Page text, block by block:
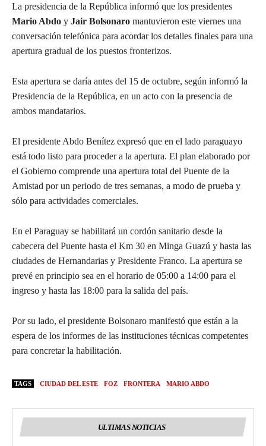
La presidencia de la República informó que los presidentes
Mario Abdo y Jair Bolsonaro mantuvieron este viernes una
conversación telefónica para acordar los detalles finales para una
apertura gradual de los puestos fronterizos.
Esta apertura se daría antes del 15 de octubre, según informó la
Presidencia de la República, en un acto con la presencia de
ambos mandatarios.
El presidente Abdo Benítez expresó que en el lado paraguayo
está todo listo para proceder a la apertura. El plan elaborado por
el Gobierno comprende una apertura total del Puente de la
Amistad por un periodo de tres semanas, a modo de prueba y
sólo para actividades comerciales.
En el Paraguay se habilitará un cordón sanitario desde la
cabecera del Puente hasta el Km 30 en Minga Guazú y hasta las
ciudades de Hernandarias y Presidente Franco. La apertura se
prevé en principio sea en el horario de 05:00 a 14:00 para el
ingreso y hasta las 18:00 para la salida del país.
Por su lado, el presidente Bolsonaro manifestó que están a la
espera de los informes de las instituciones técnicas competentes
para concretar la habilitación.
TAGS CIUDAD DEL ESTE FOZ FRONTERA MARIO ABDO
ULTIMAS NOTICIAS